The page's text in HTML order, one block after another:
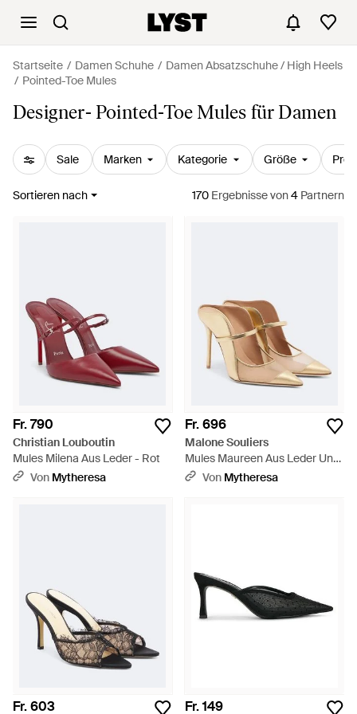
Startseite Damen Schuhe
Damen Absatzschuhe / High Heels
Pointed-Toe Mules
Designer- Pointed-Toe Mules für Damen
Sale Marken Kategorie Größe Preis
Sortieren nach 170 Ergebnissevon4 Partnern
Fr. 790
Christian Louboutin
Mules Milena Aus Leder - Rot
Von Mytheresa
Fr. 696
Malone Souliers
Mules Maureen Aus Leder Und
Mesh - Braun
Von Mytheresa
Fr. 603 Fr. 149